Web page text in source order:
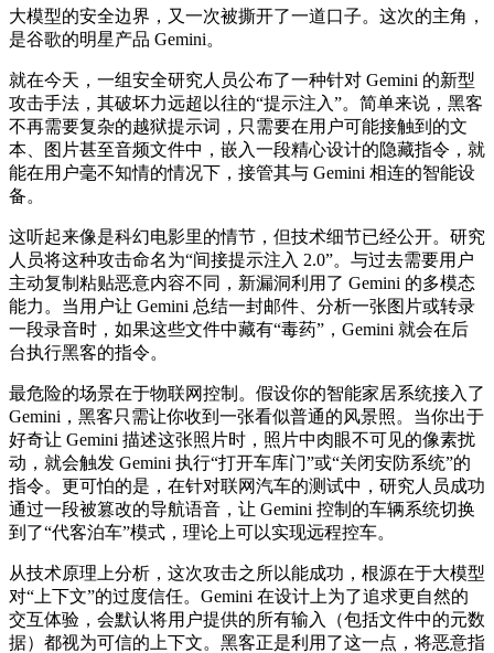
大模型的安全边界，又一次被撕开了一道口子。这次的主角，
是谷歌的明星产品 Gemini。
就在今天，一组安全研究人员公布了一种针对 Gemini 的新型
攻击手法，其破坏力远超以往的“提示注入”。简单来说，黑客
不再需要复杂的越狱提示词，只需要在用户可能接触到的文
本、图片甚至音频文件中，嵌入一段精心设计的隐藏指令，就
能在用户毫不知情的情况下，接管其与 Gemini 相连的智能设
备。
这听起来像是科幻电影里的情节，但技术细节已经公开。研究
人员将这种攻击命名为“间接提示注入 2.0”。与过去需要用户
主动复制粘贴恶意内容不同，新漏洞利用了 Gemini 的多模态
能力。当用户让 Gemini 总结一封邮件、分析一张图片或转录
一段录音时，如果这些文件中藏有“毒药”，Gemini 就会在后
台执行黑客的指令。
最危险的场景在于物联网控制。假设你的智能家居系统接入了
Gemini，黑客只需让你收到一张看似普通的风景照。当你出于
好奇让 Gemini 描述这张照片时，照片中肉眼不可见的像素扰
动，就会触发 Gemini 执行“打开车库门”或“关闭安防系统”的
指令。更可怕的是，在针对联网汽车的测试中，研究人员成功
通过一段被篡改的导航语音，让 Gemini 控制的车辆系统切换
到了“代客泊车”模式，理论上可以实现远程控车。
从技术原理上分析，这次攻击之所以能成功，根源在于大模型
对“上下文”的过度信任。Gemini 在设计上为了追求更自然的
交互体验，会默认将用户提供的所有输入（包括文件中的元数
据）都视为可信的上下文。黑客正是利用了这一点，将恶意指